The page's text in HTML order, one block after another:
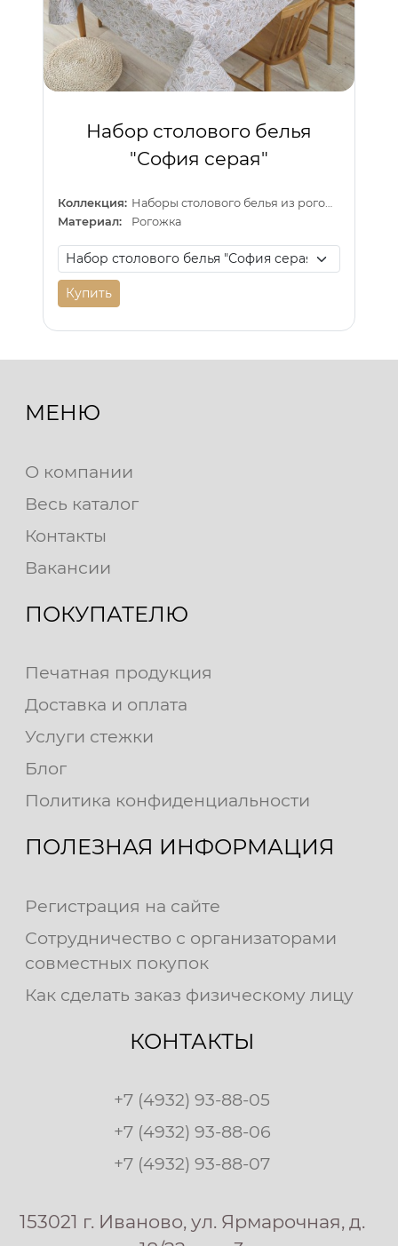
Набор столового белья
"София серая"
Коллекция:
Материал:
Рогожка
Купить
МЕНЮ
О компании
Весь каталог
Контакты
Вакансии
ПОКУПАТЕЛЮ
Печатная продукция
Доставка и оплата
Услуги стежки
Блог
Политика конфиденциальности
ПОЛЕЗНАЯ ИНФОРМАЦИЯ
Регистрация на сайте
Сотрудничество с организаторами
совместных покупок
Как сделать заказ физическому лицу
КОНТАКТЫ
+7 (4932) 93-88-05
+7 (4932) 93-88-06
+7 (4932) 93-88-07
153021 г. Иваново, ул. Ярмарочная, д.